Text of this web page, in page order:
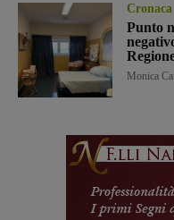
Cronaca
Punto
Monica